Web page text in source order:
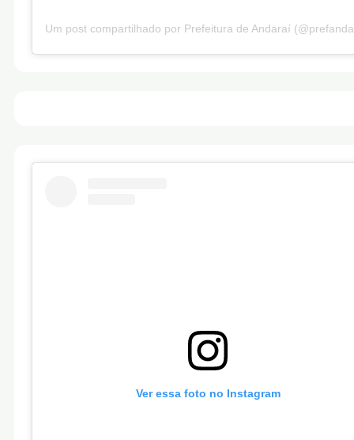
Um post compartilhado por Prefeitura de Andaraí
Ver essa foto no Instagram